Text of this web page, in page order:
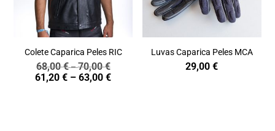
Colete Caparica Peles RIC
68,00€–70,00€Price
range:
61,20€ – 63,00€Price
Luvas Caparica Peles MCA
29,00€